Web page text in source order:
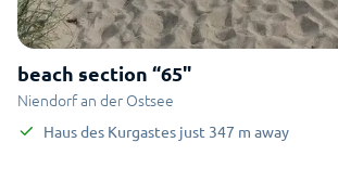
beach section “65"
Niendorf an der Ostsee
Haus des Kurgastes just 347 m away